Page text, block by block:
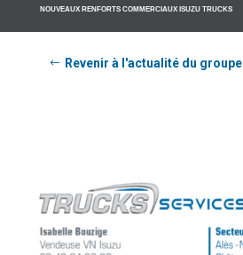
NOUVEAUX RENFORTS COMMERCIAUX ISUZU TRUCKS
Revenir à l'actualité du groupe